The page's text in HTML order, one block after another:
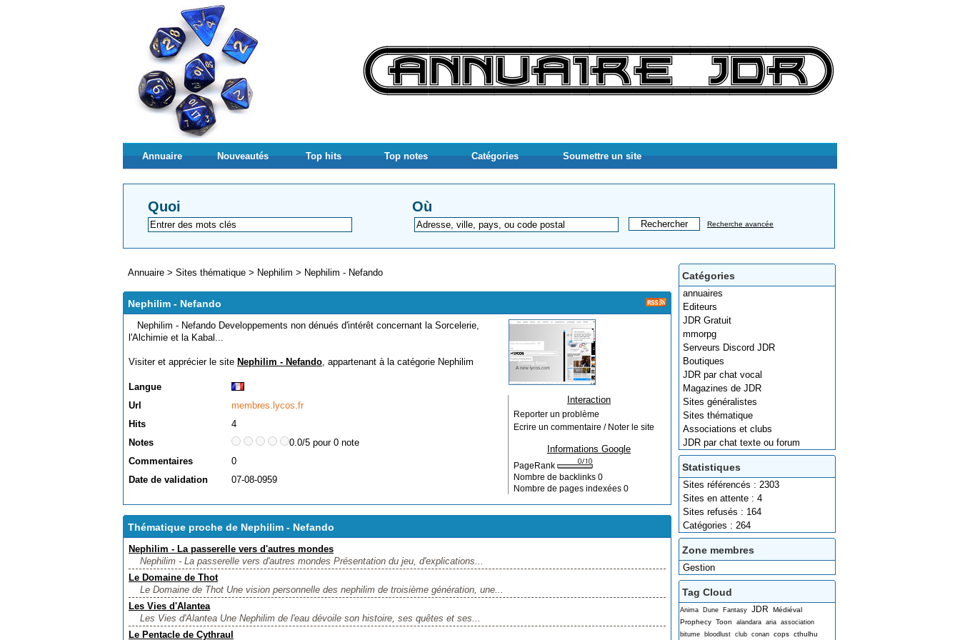
Annuaire Nouveautés Top hits Top notes Catégories Soumettre un site
Quoi Où
Recherche avancée
Catégories
annuaires
Editeurs
JDR Gratuit
mmorpg
Serveurs Discord JDR
Boutiques
JDR par chat vocal
Magazines de JDR
Sites généralistes
Sites thématique
Associations et clubs
JDR par chat texte ou forum
Statistiques
Sites référencés : 2303
Sites en attente : 4
Sites refusés : 164
Catégories : 264
Zone membres
Gestion
Tag Cloud
Anima Dune Fantasy JDR
Médiéval
Prophecy Toon alandara aria association
bitume
bloodlust club conan cops cthulhu
Annuaire > Sites thématique > Nephilim > Nephilim - Nefando
Nephilim - Nefando
Nephilim - Nefando Developpements non dénués d'intérêt concernant la Sorcelerie,
l'Alchimie et la Kabal...
Visiter et apprécier le site Nephilim - Nefando, appartenant à la catégorie Nephilim
Langue
Url
membres.lycos.fr
Hits
4
Notes
0.0/5 pour 0 note
Commentaires
0
Date de validation
07-08-0959
Interaction
Reporter un problème
Ecrire un commentaire / Noter le site
Informations Google
PageRank
Nombre de backlinks 0
Nombre de pages indexées 0
Thématique proche de Nephilim - Nefando
Nephilim - La passerelle vers d'autres mondes
Nephilim - La passerelle vers d'autres mondes Présentation du jeu, d'explications...
Le Domaine de Thot
Le Domaine de Thot Une vision personnelle des nephilim de troisième génération, une...
Les Vies d'Alantea
Les Vies d'Alantea Une Nephilim de l'eau dévoile son histoire, ses quêtes et ses...
Le Pentacle de Cythraul